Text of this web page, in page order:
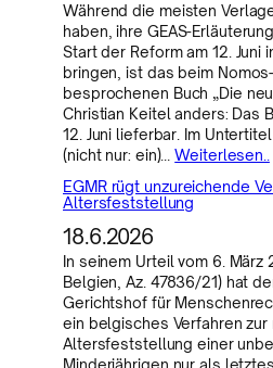
Während die meisten
haben, ihre GEAS-
Start der Reform am 12. Juni
bringen, ist das beim
besprochenen Buch „Die
Christian Keitel anders: Das
12. Juni lieferbar. Im
(nicht nur: ein)…Weiterlesen..
EGMR rügt unzureichende
Altersfeststellung
18.6.2026
In seinem Urteil vom 6. März
Belgien, Az. 47836/21) hat
Gerichtshof für
ein belgisches Verfahren zur
Altersfeststellung einer